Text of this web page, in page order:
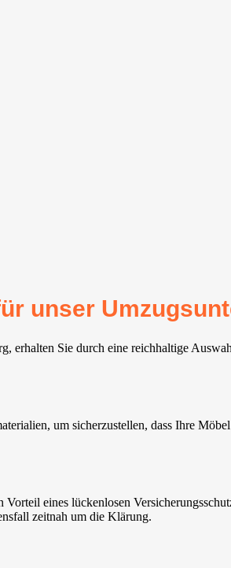
unser
erhalten Sie durch eine reichhaltige
um sicherzustellen, dass Ihre
eines lückenlosen
zeitnah um die Klärung.